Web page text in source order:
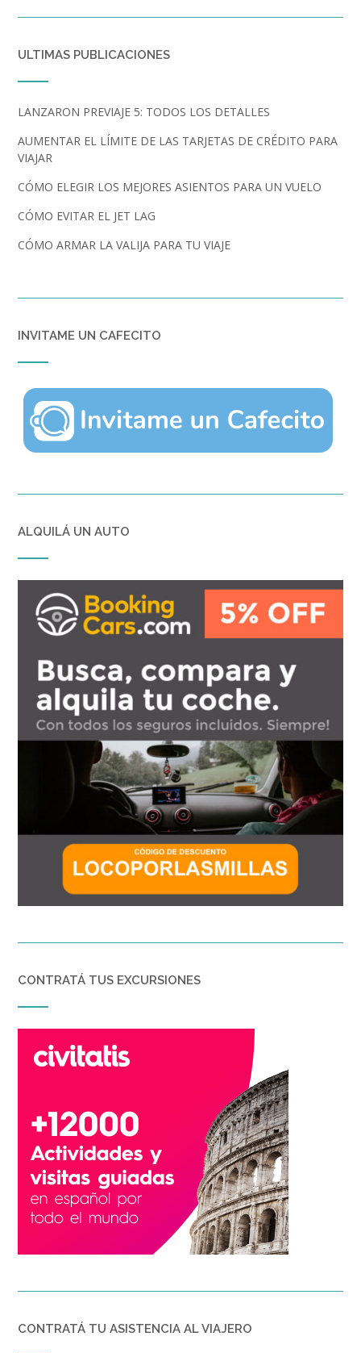
ULTIMAS PUBLICACIONES
LANZARON PREVIAJE 5: TODOS LOS DETALLES
AUMENTAR EL LÍMITE DE LAS TARJETAS DE CRÉDITO PARA
VIAJAR
CÓMO ELEGIR LOS MEJORES ASIENTOS PARA UN VUELO
CÓMO EVITAR EL JET LAG
CÓMO ARMAR LA VALIJA PARA TU VIAJE
INVITAME UN CAFECITO
ALQUILÁ UN AUTO
CONTRATÁ TUS EXCURSIONES
CONTRATÁ TU ASISTENCIA AL VIAJERO